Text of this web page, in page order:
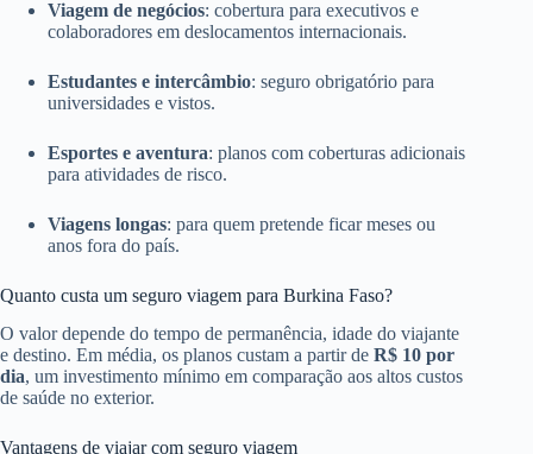
Viagem de negócios: cobertura para executivos e
colaboradores em deslocamentos internacionais.
Estudantes e intercâmbio: seguro obrigatório para
universidades e vistos.
Esportes e aventura: planos com coberturas adicionais
para atividades de risco.
Viagens longas: para quem pretende ficar meses ou
anos fora do país.
Quanto custa um seguro viagem para Burkina Faso?
O valor depende do tempo de permanência, idade do viajante
e destino. Em média, os planos custam a partir de R$ 10 por
dia, um investimento mínimo em comparação aos altos custos
de saúde no exterior.
Vantagens de viajar com seguro viagem